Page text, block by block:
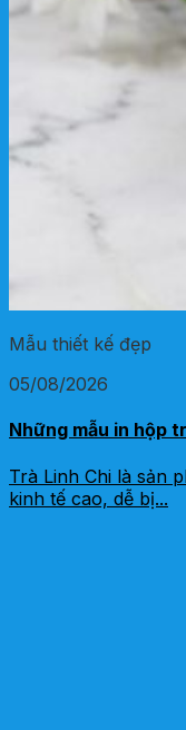
Mẫu thiết kế đẹp
05/08/2026
Những mẫu in hộp
Trà Linh Chi là sản
kinh tế cao, dễ bị...